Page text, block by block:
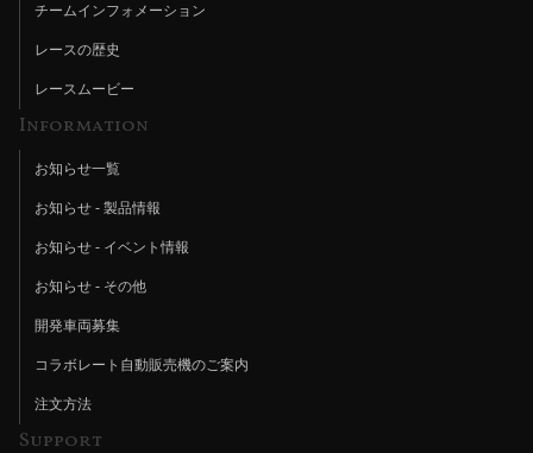
チームインフォメーション
レースの歴史
レースムービー
Information
お知らせ一覧
お知らせ - 製品情報
お知らせ - イベント情報
お知らせ - その他
開発車両募集
コラボレート自動販売機のご案内
注文方法
Support